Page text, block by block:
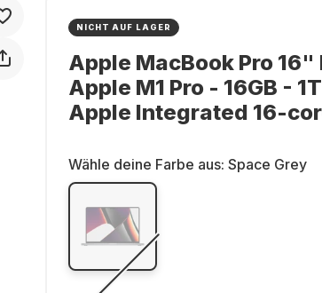
NICHT AUF LAGER
Apple MacBook Pro
Apple M1 Pro - 16GB -
Apple Integrated 16-
Wähle deine Farbe aus: Space Grey